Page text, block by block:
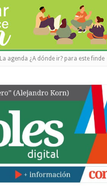
La agenda ¿A dónde ir? para este finde